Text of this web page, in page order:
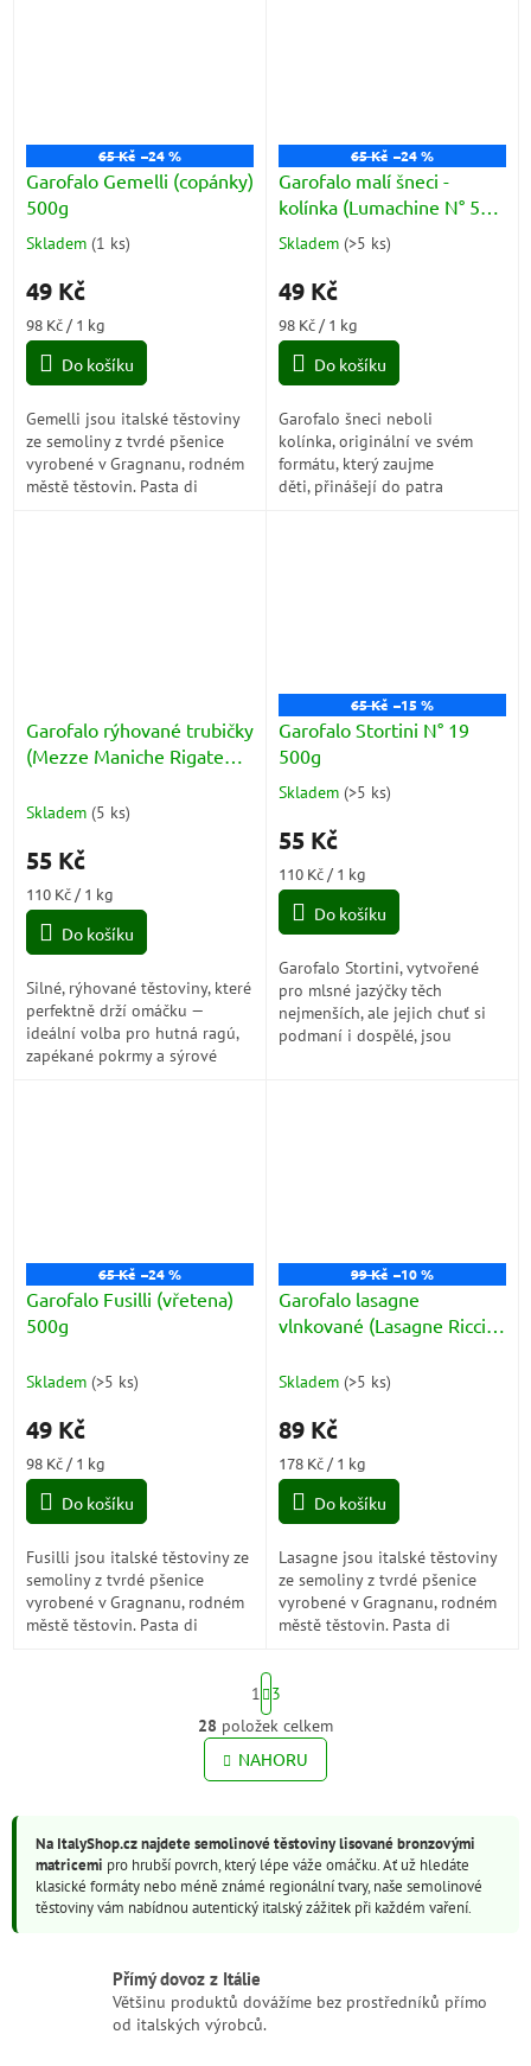
65 Kč –24 %
Garofalo Gemelli (copánky)
500g
Průměrné
produktu
5,0
5
Skladem (1 ks)
49 Kč
Měrná
cena:
98 Kč / 1 kg
Do košíku
Gemelli jsou italské těstoviny
ze semoliny z tvrdé pšenice
vyrobené v Gragnanu, rodném
městě těstovin. Pasta di
65 Kč –24 %
Garofalo malí šneci -
kolínka (Lumachine N° 56 )
500g
Průměrné
produktu
5,0
5
Skladem (>5 ks)
49 Kč
Měrná
cena:
98 Kč / 1 kg
Do košíku
Garofalo šneci neboli
kolínka, originální ve svém
formátu, který zaujme
děti, přinášejí do patra
Garofalo rýhované trubičky
(Mezze Maniche Rigate
Skladem (5 ks)
55 Kč
Měrná
cena:
110 Kč / 1 kg
Do košíku
Silné, rýhované těstoviny, které
perfektně drží omáčku —
ideální volba pro hutná ragú,
zapékané pokrmy a sýrové
65 Kč –15 %
Garofalo Stortini N° 19
500g
Průměrné
produktu
5,0
5
Skladem (>5 ks)
55 Kč
Měrná
cena:
110 Kč / 1 kg
Do košíku
Garofalo Stortini, vytvořené
pro mlsné jazýčky těch
nejmenších, ale jejich chuť si
podmaní i dospělé, jsou
65 Kč –24 %
Garofalo Fusilli (vřetena)
500g
Skladem (>5 ks)
49 Kč
Měrná
cena:
98 Kč / 1 kg
Do košíku
Fusilli jsou italské těstoviny ze
semoliny z tvrdé pšenice
vyrobené v Gragnanu, rodném
městě těstovin. Pasta di
99 Kč –10 %
Garofalo lasagne
vlnkované (Lasagne Riccia
Skladem (>5 ks)
89 Kč
Měrná
cena:
178 Kč / 1 kg
Do košíku
Lasagne jsou italské těstoviny
ze semoliny z tvrdé pšenice
vyrobené v Gragnanu, rodném
městě těstovin. Pasta di
je...
O
v
l
a
c
í
p
y
v
S
t
r
á
n
k
á
n
í
1
3
28 položek celkem
NAHORU
Na ItalyShop.cz najdete semolinové těstoviny lisované bronzovými
matricemi pro hrubší povrch, který lépe váže omáčku. Ať už hledáte
klasické formáty nebo méně známé regionální tvary, naše semolinové
těstoviny vám nabídnou autentický italský zážitek při každém vaření.
Přímý dovoz z Itálie
Většinu produktů dovážíme bez prostředníků přímo
od italských výrobců.